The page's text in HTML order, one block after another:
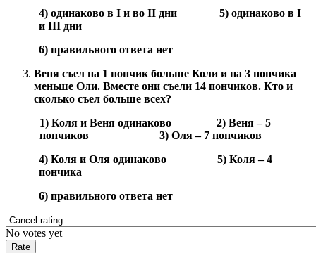
4) одинаково вI и воII дни 5) одинаково вI
иIII дни
6) правильного ответа нет
Веня съел на 1 пончик больше Коли и на 3 пончика
меньше Оли. Вместе они съели 14 пончиков. Кто и
сколько съел больше всех?
1) Коля и Веня одинаково 2) Веня – 5
пончиков 3) Оля – 7 пончиков
4) Коля и Оля одинаково 5) Коля – 4
пончика
6) правильного ответа нет
No votes yet